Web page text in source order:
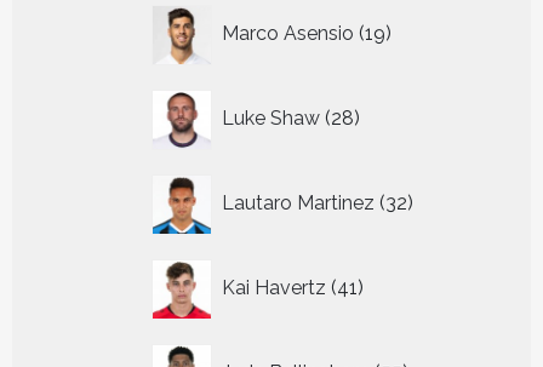
Marco Asensio 19
producten
Luke Shaw 28
producten
Lautaro Martinez 32
producten
Kai Havertz 41
producten